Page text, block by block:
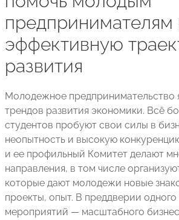
предпринимателям
эффективную
развития
Молодежное предпринимательство
трендов развития экономики. Всё
студентов пробуют свои силы в
неопытность и высокую
и ее профильный Комитет делают
направления, в том числе
которые дают молодежи новые
проекты, опыт. В преддверии одного
мероприятий — масштабного